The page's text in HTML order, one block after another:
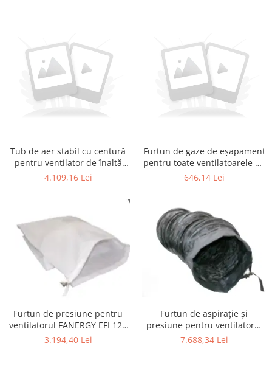
Tub de aer stabil cu centură
pentru ventilator de înaltă
performanță 16"
4.109,16 Lei
Furtun de gaze de eșapament
pentru toate ventilatoarele de
înaltă performanță„tip V”
646,14 Lei
Furtun de presiune pentru
ventilatorul FANERGY EFI 120
Ex
3.194,40 Lei
Furtun de aspirație și
presiune pentru ventilatorul
FANERGY EFI 120 Ex
7.688,34 Lei